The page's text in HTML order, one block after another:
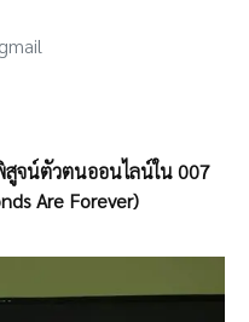
สูจน์ตัวตนออนไลน์ใน 007
Are Forever)